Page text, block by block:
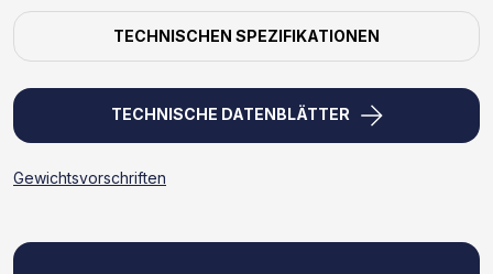
TECHNISCHEN SPEZIFIKATIONEN
TECHNISCHE DATENBLÄTTER
Gewichtsvorschriften